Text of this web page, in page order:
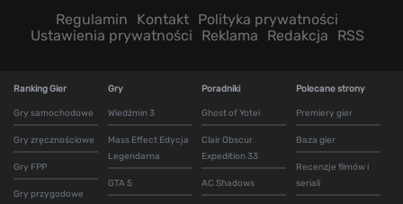
Regulamin Kontakt Polityka prywatności
Ustawienia prywatności
Reklama Redakcja RSS
Ranking Gier
Gry samochodowe
Gry zręcznościowe
Gry FPP
Gry przygodowe
Gry
Wiedźmin 3
Mass Effect Edycja
Legendarna
GTA 5
Poradniki
Ghost of Yotei
Clair Obscur
Expedition 33
AC Shadows
Polecane strony
Premiery gier
Baza gier
Recenzje filmów i
seriali